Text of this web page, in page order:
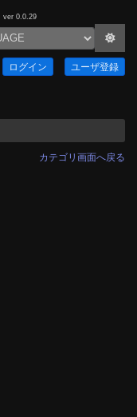
ver 0.0.29
ログイン ユーザ登録
カテゴリ画面へ戻る